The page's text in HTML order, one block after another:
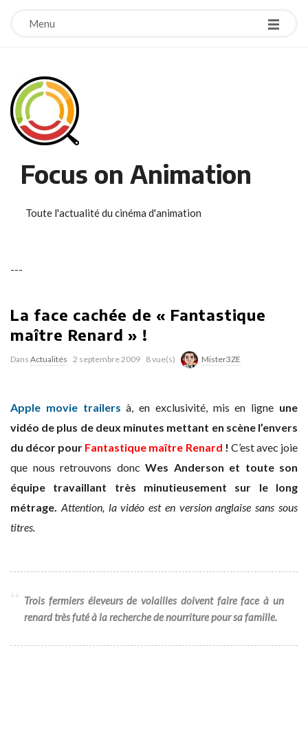
Menu
Focus on Animation
Toute l'actualité du cinéma d'animation
---
La face cachée de « Fantastique
maître Renard » !
Dans Actualités 2 septembre 2009 8 vue(s) Mister3ZE
Apple movie trailers à, en exclusivité, mis en ligne une
vidéo de plus de deux minutes mettant en scène l’envers
du décor pour Fantastique maître Renard ! C’est avec joie
que nous retrouvons donc Wes Anderson et toute son
équipe travaillant très minutieusement sur le long
métrage. Attention, la vidéo est en version anglaise sans sous
titres.
Trois fermiers éleveurs de volailles doivent faire face à un
renard très futé à la recherche de nourriture pour sa famille.